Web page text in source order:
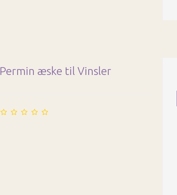
Permin æske til Vinsler